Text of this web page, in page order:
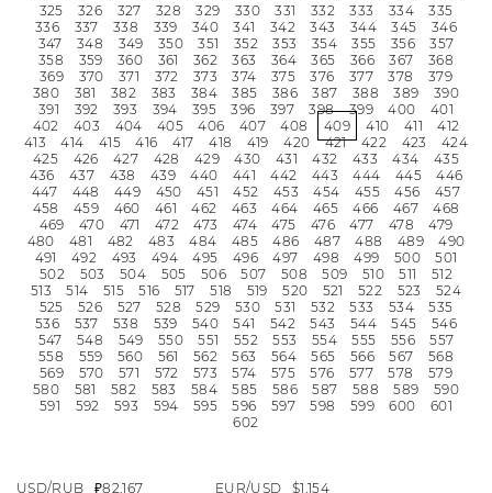
325
326 327 328 329 330 331 332 333 334
335
336
337 338 339 340 341 342 343 344 345
346
347
348 349 350 351 352 353 354 355 356
357
358
359 360 361 362 363 364 365 366 367
368
369
370 371 372 373 374 375 376 377 378
379
380
381 382 383 384 385 386 387 388 389
390
391
392 393 394 395 396 397 398 399 400
401
402
403 404 405 406 407 408 409 410 411
412
413
414 415 416 417 418 419 420 421 422 423
424
425
426 427 428 429 430 431 432 433 434
435
436
437 438 439 440 441 442 443 444 445
446
447
448 449 450 451 452 453 454 455 456
457
458
459 460 461 462 463 464 465 466 467
468
469
470 471 472 473 474 475 476 477 478
479
480
481 482 483 484 485 486 487 488 489
490
491
492 493 494 495 496 497 498 499 500
501
502
503 504 505 506 507 508 509 510 511
512
513
514 515 516 517 518 519 520 521 522 523
524
525
526 527 528 529 530 531 532 533 534
535
536
537 538 539 540 541 542 543 544 545
546
547
548 549 550 551 552 553 554 555 556
557
558
559 560 561 562 563 564 565 566 567
568
569
570 571 572 573 574 575 576 577 578
579
580
581 582 583 584 585 586 587 588 589
590
591
592 593 594 595 596 597 598 599 600
601
602
USD/RUB ₽82.167 EUR/USD
$1.154